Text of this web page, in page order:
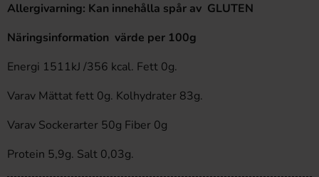
Allergivarning: Kan innehålla spår av GLUTEN
Näringsinformation värde per 100g
Energi 1511kJ /356 kcal. Fett 0g.
Varav Mättat fett 0g. Kolhydrater 83g.
Varav Sockerarter 50g Fiber 0g
Protein 5,9g. Salt 0,03g.